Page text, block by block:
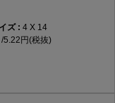
4 X 14
5.22円(税抜)